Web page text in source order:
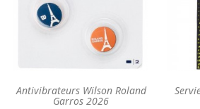
Antivibrateurs Wilson Roland
Garros 2026